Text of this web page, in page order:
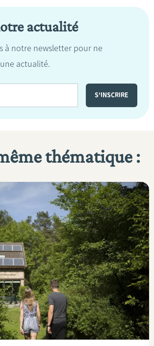
actualité
à notre newsletter pour ne
actualité.
thématique :